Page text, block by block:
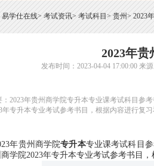
易学仕在线> 考试资讯> 考试科目 > 贵州> 2023
2023年贵
发布时间：2023-04-04 17:00:00 来
：2023年贵州商学院专升本专业课考试科目参
年专升本专业考试参考书目，根据内容进行复习
年贵州商学院专升本专业课考试科目
学院2023年专升本专业考试参考书目，